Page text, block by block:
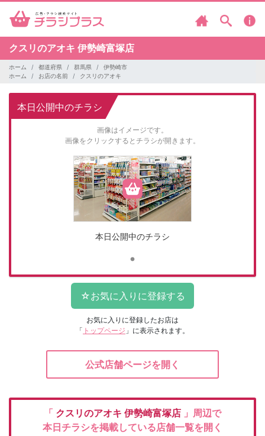
クスリのアオキ 伊勢崎富塚店
ホーム 都道府県 群馬県
伊勢崎市
ホーム
お店の名前 クスリのアオキ
本日公開中のチラシ
画像はイメージです。
画像をクリックするとチラシが開きます。
本日公開中のチラシ
お気に入りに登録したお店は
「 トップページ 」に表示されます。
公式店舗ページを開く
「 クスリのアオキ 伊勢崎富塚店 」周辺で
本日チラシを掲載している店舗一覧を開く